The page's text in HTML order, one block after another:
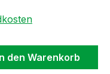
den Warenkorb